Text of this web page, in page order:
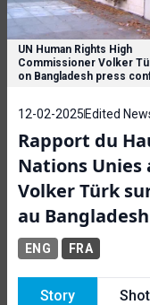
UN Human Rights High
Commissioner Volker
on Bangladesh press
12-02-2025 Edited
Rapport du
Nations
Volker Türk
au Bangladesh
ENG FRA
Story